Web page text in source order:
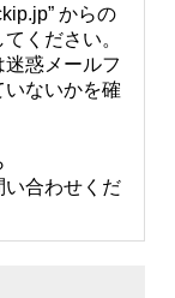
からの
ください。
惑メールフ
いないかを確
合わせくだ